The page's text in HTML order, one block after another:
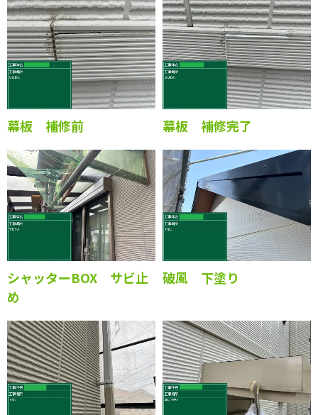
幕板 補修前 幕板 補修完了
シャッターBOX サビ止
め
破風 下塗り